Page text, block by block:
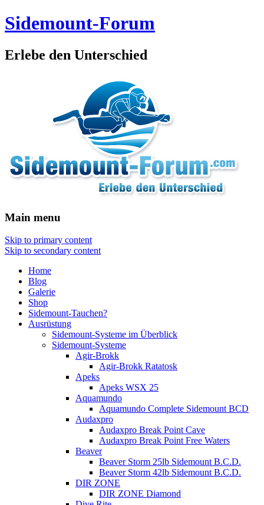
Sidemount-Forum
Erlebe den Unterschied
Main menu
Skip to primary content
Skip to secondary content
Home
Blog
Galerie
Shop
Sidemount-Tauchen?
Ausrüstung
Sidemount-Systeme im Überblick
Sidemount-Systeme
Agir-Brokk
Agir-Brokk Ratatosk
Apeks
Apeks WSX 25
Aquamundo
Aquamundo Complete Sidemount BCD
Audaxpro
Audaxpro Break Point Cave
Audaxpro Break Point Free Waters
Beaver
Beaver Storm 25lb Sidemount B.C.D.
Beaver Storm 42lb Sidemount B.C.D.
DIR ZONE
DIR ZONE Diamond